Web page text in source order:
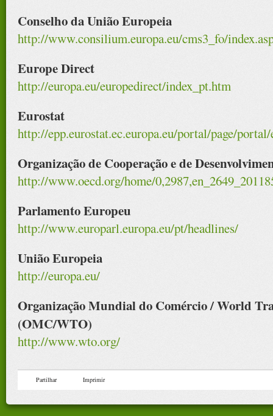
Conselho da União Europeia
http://www.consilium.europa.eu/cms3_fo/
Europe Direct
http://europa.eu/europedirect/index_pt.htm
Eurostat
http://epp.eurostat.ec.europa.eu/portal/page/
Organização de Cooperação e de
http://www.oecd.org/home/
Parlamento Europeu
http://www.europarl.europa.eu/pt/headlines/
União Europeia
http://europa.eu/
Organização Mundial do Comércio / World
(OMC/WTO)
http://www.wto.org/
Partilhar Imprimir